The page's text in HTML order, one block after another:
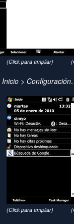
(Click para ampliar)
Inicio > Configuración
(Click para ampliar)